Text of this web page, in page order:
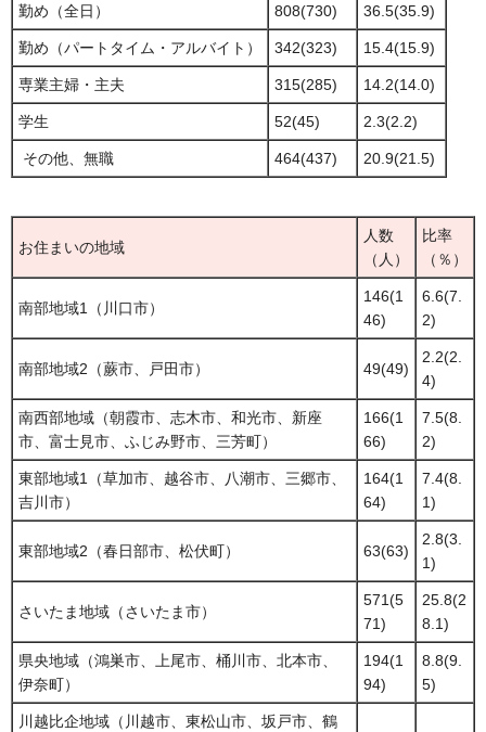
勤め（全日） 808(730) 36.5(35.9)
勤め（パートタイム・アルバイト） 342(323) 15.4(15.9)
専業主婦・主夫 315(285) 14.2(14.0)
学生 52(45) 2.3(2.2)
その他、無職 464(437) 20.9(21.5)
お住まいの地域
人数
（人）
比率
（％）
南部地域1（川口市）
146(1
46)
6.6(7.
2)
南部地域2（蕨市、戸田市） 49(49)
2.2(2.
4)
南西部地域（朝霞市、志木市、和光市、新座
市、富士見市、ふじみ野市、三芳町）
166(1
66)
7.5(8.
2)
東部地域1（草加市、越谷市、八潮市、三郷市、
吉川市）
164(1
64)
7.4(8.
1)
東部地域2（春日部市、松伏町） 63(63)
2.8(3.
1)
さいたま地域（さいたま市）
571(5
71)
25.8(2
8.1)
県央地域（鴻巣市、上尾市、桶川市、北本市、
伊奈町）
194(1
94)
8.8(9.
5)
川越比企地域（川越市、東松山市、坂戸市、鶴